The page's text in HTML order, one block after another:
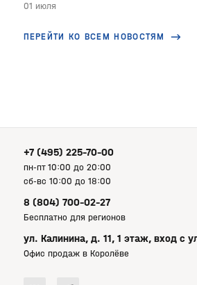
ПЕРЕЙТИ КО ВСЕМ НОВОСТЯМ
01 июля
+7 (495) 225-70-00
пн-пт 10:00 до 20:00
сб-вс 10:00 до 18:00
8 (804) 700-02-27
Бесплатно для регионов
ул. Калинина, д. 11, 1 этаж, вход с
Офис продаж в Королёве